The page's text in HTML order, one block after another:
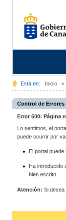
Está en: Inicio >
Control de Errores
Error 500: Página
Lo sentimos, el
puede ocurrir por
El portal puede
Ha introducido
bien escrito.
Atención: Si desea